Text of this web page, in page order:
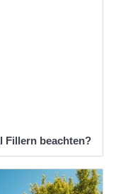
Fillern beachten?